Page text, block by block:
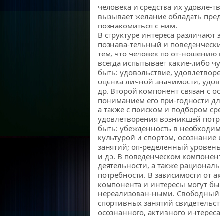
человека и средства их удовле-
вызывает желание обладать
познакомиться с ним.
В структуре интереса
познава-тельный и
тем, что человек по от-ношению
всегда испытывает какие-либо
быть: удовольствие,
оценка личной значимости,
др. Второй компонент связан с
пониманием его при-годности
а также с поиском и подбором
удовлетворения возникшей
быть: убежденность в
культурой и спортом,
занятий; оп-ределенный
и др. В поведенческом
деятельности, а также
потребности. В зависимости от
компонента и интересы могут
нереализован-ными.
спортивных занятий
осознанного, активного